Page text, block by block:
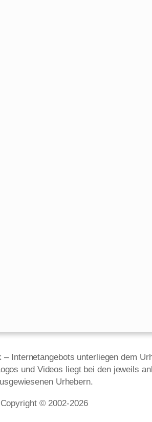
Internetangebots unterliegen dem
und Videos liegt bei den jeweils
Urhebern.
Copyright © 2002‑2026